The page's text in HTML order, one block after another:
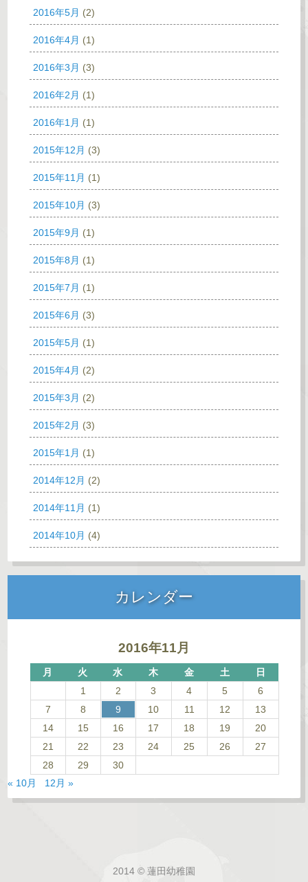
2016年5月 (2)
2016年4月 (1)
2016年3月 (3)
2016年2月 (1)
2016年1月 (1)
2015年12月 (3)
2015年11月 (1)
2015年10月 (3)
2015年9月 (1)
2015年8月 (1)
2015年7月 (1)
2015年6月 (3)
2015年5月 (1)
2015年4月 (2)
2015年3月 (2)
2015年2月 (3)
2015年1月 (1)
2014年12月 (2)
2014年11月 (1)
2014年10月 (4)
カレンダー
2016年11月
月 火 水 木 金 土
日
1
2 3 4 5
6
7
8 9 10 11 12
13
14
15 16 17 18 19
20
21
22 23 24 25 26
27
28
29
30
« 10月
12月 »
2014 © 蓮田幼稚園